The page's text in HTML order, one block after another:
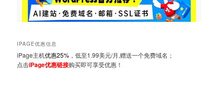
IPAGE优惠信息
iPage主机优惠25% ，低至1.99美元/月,赠送一个免费域名；
点击iPage优惠链接购买即可享受优惠！